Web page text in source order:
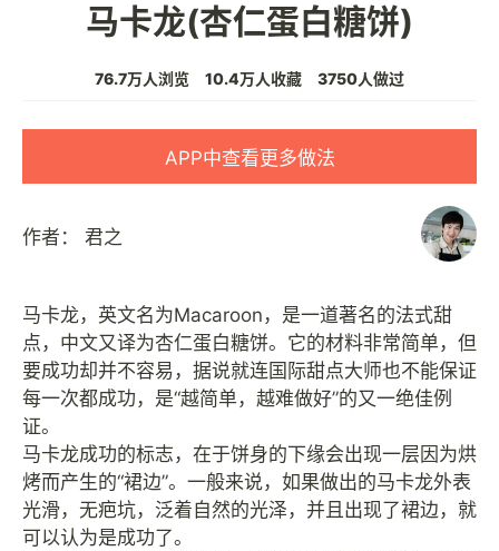
马卡龙(杏仁蛋白糖饼)
76.7万人浏览 10.4万人收藏 3750人做过
APP中查看更多做法
作者： 君之
马卡龙，英文名为Macaroon，是一道著名的法式甜
点，中文又译为杏仁蛋白糖饼。它的材料非常简单，但
要成功却并不容易，据说就连国际甜点大师也不能保证
每一次都成功，是“越简单，越难做好”的又一绝佳例
证。
马卡龙成功的标志，在于饼身的下缘会出现一层因为烘
烤而产生的“裙边”。一般来说，如果做出的马卡龙外表
光滑，无疤坑，泛着自然的光泽，并且出现了裙边，就
可以认为是成功了。